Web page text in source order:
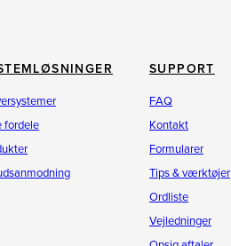
fordele
SUPPORT
FAQ
Kontakt
Formularer
Tips & værktøjer
Ordliste
Vejledninger